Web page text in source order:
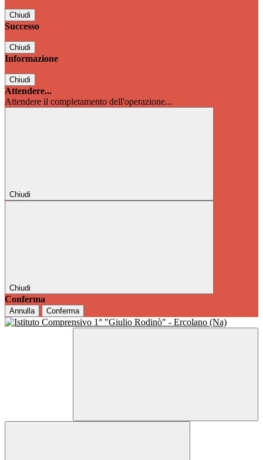
Chiudi
Successo
Chiudi
Informazione
Chiudi
Attendere...
Attendere il completamento dell'operazione...
Chiudi
Chiudi
Conferma
Annulla Conferma